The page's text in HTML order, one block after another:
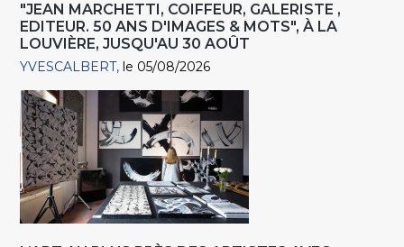
"JEAN MARCHETTI, COIFFEUR, GALERISTE ,
EDITEUR. 50 ANS D'IMAGES & MOTS", À LA
LOUVIÈRE, JUSQU'AU 30 AOÛT
YVESCALBERT le 05/08/2026